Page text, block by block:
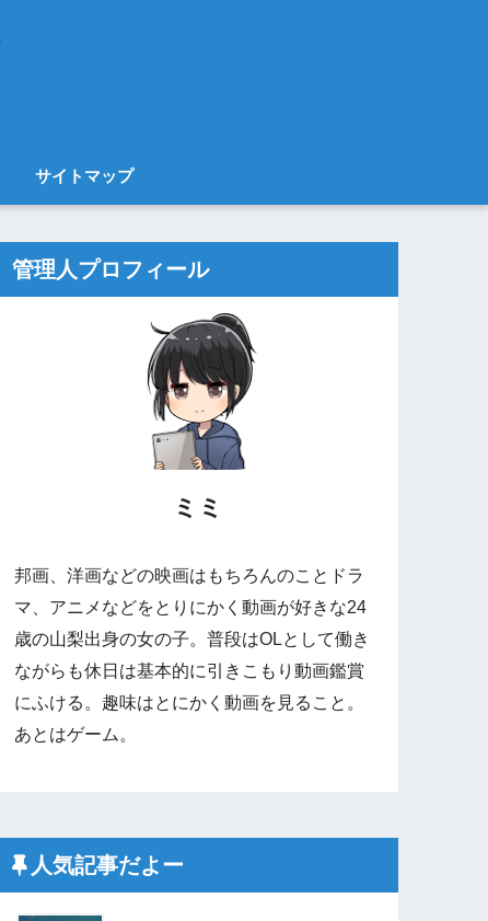
サイトマップ
管理人プロフィール
ミミ
邦画、洋画などの映画はもちろんのことドラ
マ、アニメなどをとりにかく動画が好きな24
歳の山梨出身の女の子。普段はOLとして働き
ながらも休日は基本的に引きこもり動画鑑賞
にふける。趣味はとにかく動画を見ること。
あとはゲーム。
人気記事だよー